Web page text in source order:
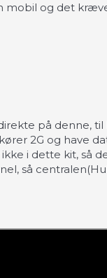
mobil og det
på denne, til
2G og have
i dette kit, så
så